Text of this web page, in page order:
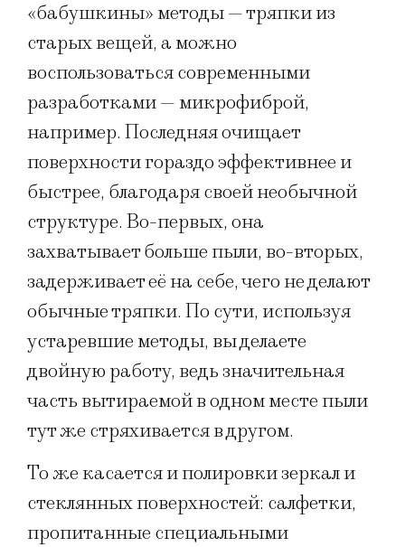
«бабушкины» методы — тряпки из
старых вещей, а можно
воспользоваться современными
разработками — микрофиброй,
например. Последняя очищает
поверхности гораздо эффективнее и
быстрее, благодаря своей необычной
структуре. Во-первых, она
захватывает больше пыли, во-вторых,
задерживает её на себе, чего не делают
обычные тряпки. По сути, используя
устаревшие методы, вы делаете
двойную работу, ведь значительная
часть вытираемой в одном месте пыли
тут же стряхивается в другом.
То же касается и полировки зеркал и
стеклянных поверхностей: салфетки,
пропитанные специальными